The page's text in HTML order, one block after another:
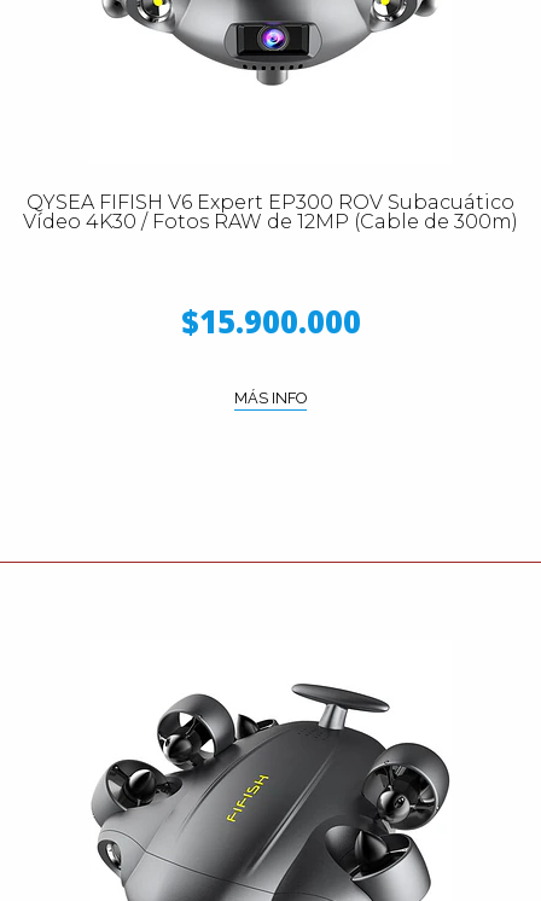
QYSEA FIFISH V6 Expert EP300 ROV Subacuático
Vídeo 4K30 / Fotos RAW de 12MP (Cable de 300m)
$15.900.000
MÁS INFO